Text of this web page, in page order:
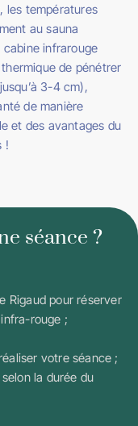
les températures
au sauna
cabine infrarouge
de pénétrer
3-4 cm),
de manière
et des avantages du
!
séance ?
Rigaud pour réserver
rouge ;
votre séance ;
la durée du